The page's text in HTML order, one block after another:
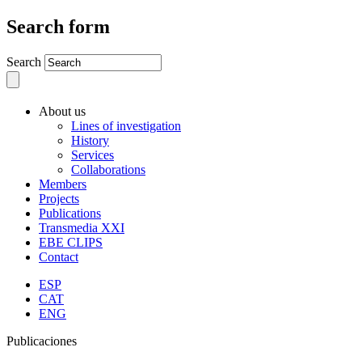
Search form
Search
About us
Lines of investigation
History
Services
Collaborations
Members
Projects
Publications
Transmedia XXI
EBE CLIPS
Contact
ESP
CAT
ENG
Publicaciones